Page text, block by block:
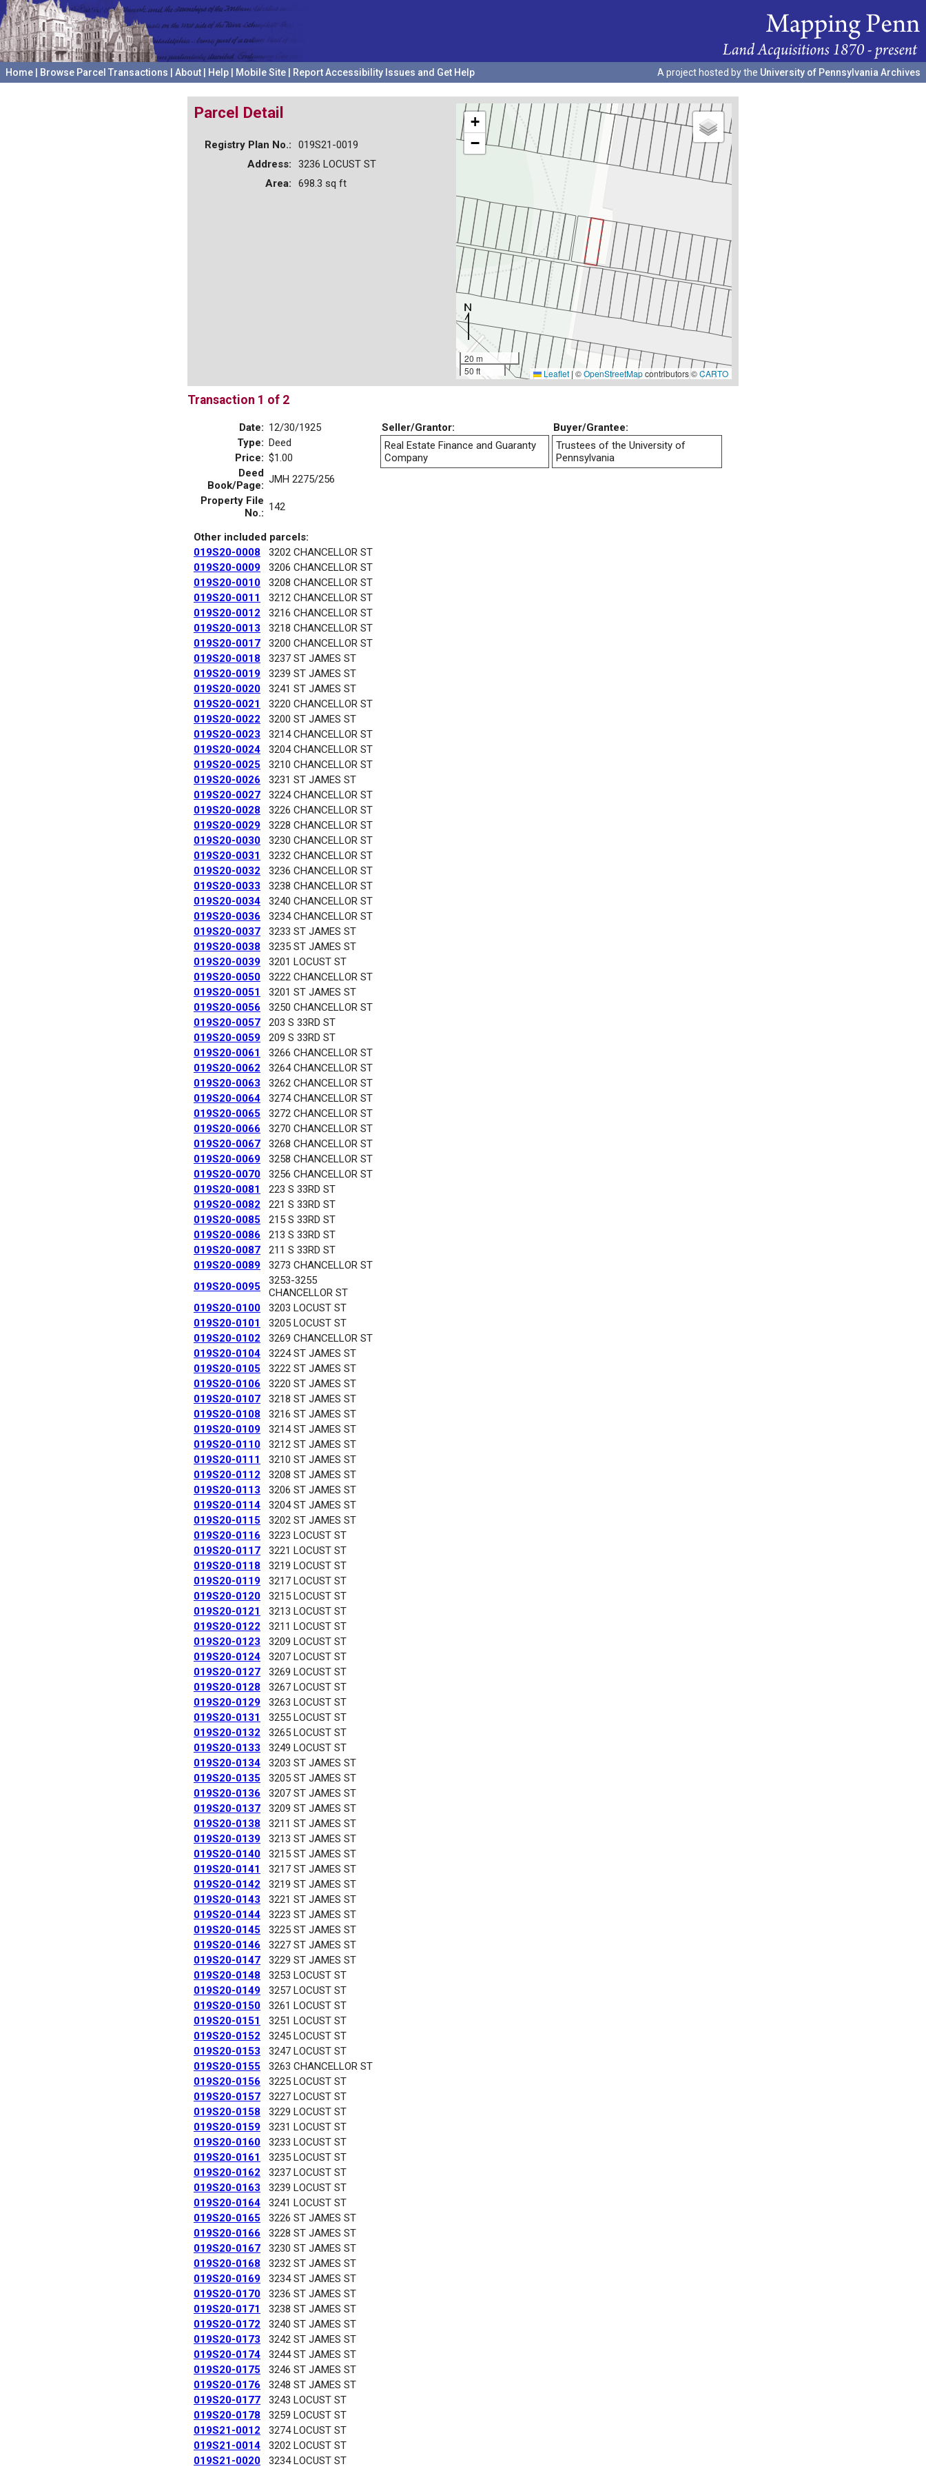
Home Browse Parcel Transactions About Help Mobile Site Report Accessibility Issues and Get Help A project hosted by the University of Pennsylvania Archives
+
−
20 m
50 ft
Leaflet |©OpenStreetMapcontributors ©CARTO
Parcel Detail
Registry Plan No.:
019S21-0019
Address:
3236 LOCUST ST
Area:
698.3 sq ft
Transaction 1 of 2
Date: 12/30/1925
Type: Deed
Price: $1.00
Deed
Book/Page: JMH 2275/256
Property File
No.: 142
Other included parcels:
019S20-0008
3202 CHANCELLOR ST
019S20-0009
3206 CHANCELLOR ST
019S20-0010
3208 CHANCELLOR ST
019S20-0011
3212 CHANCELLOR ST
019S20-0012
3216 CHANCELLOR ST
019S20-0013
3218 CHANCELLOR ST
019S20-0017
3200 CHANCELLOR ST
019S20-0018
3237 ST JAMES ST
019S20-0019
3239 ST JAMES ST
019S20-0020
3241 ST JAMES ST
019S20-0021
3220 CHANCELLOR ST
019S20-0022
3200 ST JAMES ST
019S20-0023
3214 CHANCELLOR ST
019S20-0024
3204 CHANCELLOR ST
019S20-0025
3210 CHANCELLOR ST
019S20-0026
3231 ST JAMES ST
019S20-0027
3224 CHANCELLOR ST
019S20-0028
3226 CHANCELLOR ST
019S20-0029
3228 CHANCELLOR ST
019S20-0030
3230 CHANCELLOR ST
019S20-0031
3232 CHANCELLOR ST
019S20-0032
3236 CHANCELLOR ST
019S20-0033
3238 CHANCELLOR ST
019S20-0034
3240 CHANCELLOR ST
019S20-0036
3234 CHANCELLOR ST
019S20-0037
3233 ST JAMES ST
019S20-0038
3235 ST JAMES ST
019S20-0039
3201 LOCUST ST
019S20-0050
3222 CHANCELLOR ST
019S20-0051
3201 ST JAMES ST
019S20-0056
3250 CHANCELLOR ST
019S20-0057
203 S 33RD ST
019S20-0059
209 S 33RD ST
019S20-0061
3266 CHANCELLOR ST
019S20-0062
3264 CHANCELLOR ST
019S20-0063
3262 CHANCELLOR ST
019S20-0064
3274 CHANCELLOR ST
019S20-0065
3272 CHANCELLOR ST
019S20-0066
3270 CHANCELLOR ST
019S20-0067
3268 CHANCELLOR ST
019S20-0069
3258 CHANCELLOR ST
019S20-0070
3256 CHANCELLOR ST
019S20-0081
223 S 33RD ST
019S20-0082
221 S 33RD ST
019S20-0085
215 S 33RD ST
019S20-0086
213 S 33RD ST
019S20-0087
211 S 33RD ST
019S20-0089
3273 CHANCELLOR ST
019S20-0095
3253-3255
CHANCELLOR ST
019S20-0100
3203 LOCUST ST
019S20-0101
3205 LOCUST ST
019S20-0102
3269 CHANCELLOR ST
019S20-0104
3224 ST JAMES ST
019S20-0105
3222 ST JAMES ST
019S20-0106
3220 ST JAMES ST
019S20-0107
3218 ST JAMES ST
019S20-0108
3216 ST JAMES ST
019S20-0109
3214 ST JAMES ST
019S20-0110
3212 ST JAMES ST
019S20-0111
3210 ST JAMES ST
019S20-0112
3208 ST JAMES ST
019S20-0113
3206 ST JAMES ST
019S20-0114
3204 ST JAMES ST
019S20-0115
3202 ST JAMES ST
019S20-0116
3223 LOCUST ST
019S20-0117
3221 LOCUST ST
019S20-0118
3219 LOCUST ST
019S20-0119
3217 LOCUST ST
019S20-0120
3215 LOCUST ST
019S20-0121
3213 LOCUST ST
019S20-0122
3211 LOCUST ST
019S20-0123
3209 LOCUST ST
019S20-0124
3207 LOCUST ST
019S20-0127
3269 LOCUST ST
019S20-0128
3267 LOCUST ST
019S20-0129
3263 LOCUST ST
019S20-0131
3255 LOCUST ST
019S20-0132
3265 LOCUST ST
019S20-0133
3249 LOCUST ST
019S20-0134
3203 ST JAMES ST
019S20-0135
3205 ST JAMES ST
019S20-0136
3207 ST JAMES ST
019S20-0137
3209 ST JAMES ST
019S20-0138
3211 ST JAMES ST
019S20-0139
3213 ST JAMES ST
019S20-0140
3215 ST JAMES ST
019S20-0141
3217 ST JAMES ST
019S20-0142
3219 ST JAMES ST
019S20-0143
3221 ST JAMES ST
019S20-0144
3223 ST JAMES ST
019S20-0145
3225 ST JAMES ST
019S20-0146
3227 ST JAMES ST
019S20-0147
3229 ST JAMES ST
019S20-0148
3253 LOCUST ST
019S20-0149
3257 LOCUST ST
019S20-0150
3261 LOCUST ST
019S20-0151
3251 LOCUST ST
019S20-0152
3245 LOCUST ST
019S20-0153
3247 LOCUST ST
019S20-0155
3263 CHANCELLOR ST
019S20-0156
3225 LOCUST ST
019S20-0157
3227 LOCUST ST
019S20-0158
3229 LOCUST ST
019S20-0159
3231 LOCUST ST
019S20-0160
3233 LOCUST ST
019S20-0161
3235 LOCUST ST
019S20-0162
3237 LOCUST ST
019S20-0163
3239 LOCUST ST
019S20-0164
3241 LOCUST ST
019S20-0165
3226 ST JAMES ST
019S20-0166
3228 ST JAMES ST
019S20-0167
3230 ST JAMES ST
019S20-0168
3232 ST JAMES ST
019S20-0169
3234 ST JAMES ST
019S20-0170
3236 ST JAMES ST
019S20-0171
3238 ST JAMES ST
019S20-0172
3240 ST JAMES ST
019S20-0173
3242 ST JAMES ST
019S20-0174
3244 ST JAMES ST
019S20-0175
3246 ST JAMES ST
019S20-0176
3248 ST JAMES ST
019S20-0177
3243 LOCUST ST
019S20-0178
3259 LOCUST ST
019S21-0012
3274 LOCUST ST
019S21-0014
3202 LOCUST ST
019S21-0020
3234 LOCUST ST
Seller/Grantor:
Buyer/Grantee:
Real Estate Finance and Guaranty
Company
Trustees of the University of
Pennsylvania